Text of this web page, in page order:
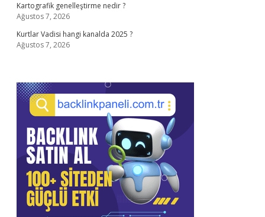
Kartografik genelleştirme nedir ?
Ağustos 7, 2026
Kurtlar Vadisi hangi kanalda 2025 ?
Ağustos 7, 2026